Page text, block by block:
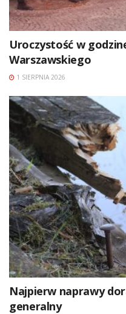
Uroczystość w
Warszawskiego
1 SIERPNIA 2026
Najpierw naprawy
generalny